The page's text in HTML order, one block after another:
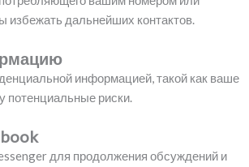
дальнейших контактов.
информацией, такой как ваше
потенциальные риски.
для продолжения обсуждений и